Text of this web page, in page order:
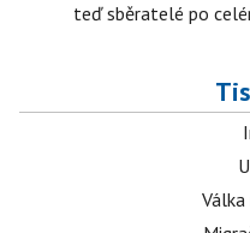
teď sběratelé po
Válka